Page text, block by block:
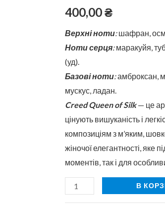
400,00₴
Верхні ноти:шафран,
Ноти серця:маракуйя,
(уд).
Базові ноти:амброксан,
мускус, ладан.
Creed Queen of Silk— це
цінують вишуканість і
композиціям з м’яким,
жіночої елегантності, яке
моментів, так і для
скляному
50
мл
В